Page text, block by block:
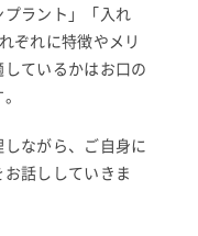
ラント」「入れ
ぞれに特徴やメリ
ているかはお口の
ながら、ご自身に
話ししていきま